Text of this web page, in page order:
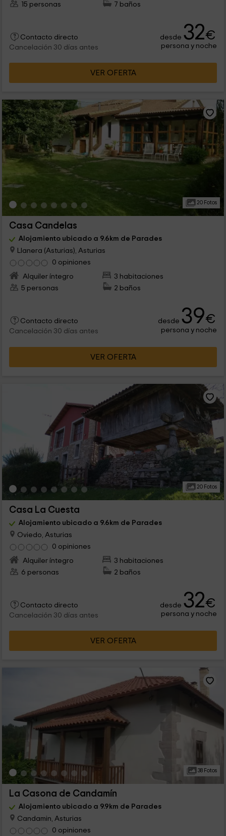
15 personas
7 baños
Contacto directo
Cancelación 30 días antes
desde 32€
persona y noche
VER OFERTA
20 Fotos
Casa Candelas
Alojamiento ubicado a 9.6km de Parades
Llanera (Asturias), Asturias
0 opiniones
Alquiler íntegro
3 habitaciones
5 personas
2 baños
Contacto directo
Cancelación 30 días antes
desde 39€
persona y noche
VER OFERTA
20 Fotos
Casa La Cuesta
Alojamiento ubicado a 9.6km de Parades
Oviedo, Asturias
0 opiniones
Alquiler íntegro
3 habitaciones
6 personas
2 baños
Contacto directo
Cancelación 30 días antes
desde 32€
persona y noche
VER OFERTA
38 Fotos
La Casona de Candamín
Alojamiento ubicado a 9.9km de Parades
Candamin, Asturias
0 opiniones